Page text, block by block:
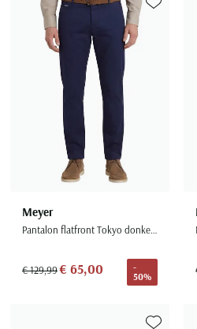
Meyer
Pantalon flatfront Tokyo donkerblauw effen
€ 129,99€ 65,00
-
50%